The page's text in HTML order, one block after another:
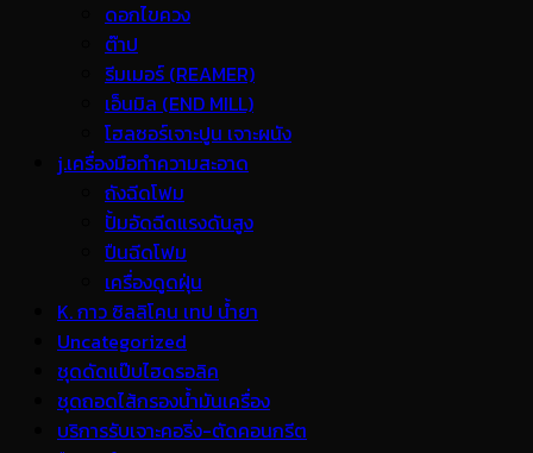
ดอกไขควง
ต๊าป
รีมเมอร์ (REAMER)
เอ็นมิล (END MILL)
โฮลซอร์เจาะปูน เจาะผนัง
j.เครื่องมือทำความสะอาด
ถังฉีดโฟม
ปั้มอัดฉีดแรงดันสูง
ปืนฉีดโฟม
เครื่องดูดฝุ่น
K. กาว ซิลลิโคน เทป น้ำยา
Uncategorized
ชุดดัดแป๊บไฮดรอลิค
ชุดถอดไส้กรองน้ำมันเครื่อง
บริการรับเจาะคอริ่ง-ตัดคอนกรีต